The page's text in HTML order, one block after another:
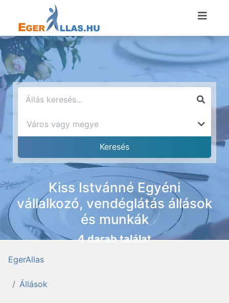
Kiss Istvánné Egyéni
vállalkozó, vendéglátás állások
és munkák
4 darab találat
EgerAllas
Állások